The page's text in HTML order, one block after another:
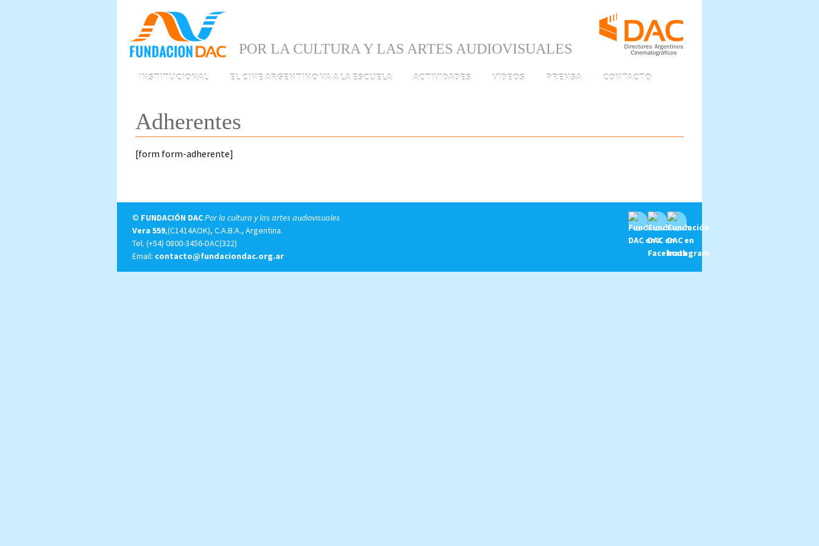
POR LA CULTURA Y LAS ARTES AUDIOVISUALES
INSTITUCIONAL EL CINE ARGENTINO VA A LA ESCUELA ACTIVIDADES VIDEOS PRENSA CONTACTO
Adherentes
[form form-adherente]
© FUNDACIÓN DACPor la cultura y las artes audiovisuales
Vera 559,(C1414AOK), C.A.B.A., Argentina.
Tel. (+54) 0800-3456-DAC(322)
Email: contacto@fundaciondac.org.ar